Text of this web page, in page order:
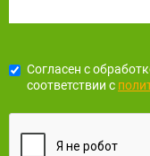
Согласен с
соответствии с